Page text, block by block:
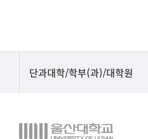
단과대학/학부(과)/대학원
▷일본어·일본학과